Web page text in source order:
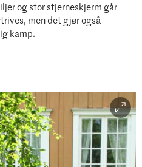
og stor stjerneskjerm går
men det gjør også
kamp.